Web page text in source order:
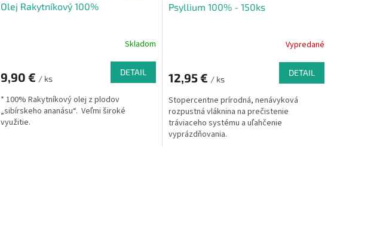
Olej Rakytníkový 100%
Skladom
9,90 € / ks
DETAIL
* 100% Rakytníkový olej z plodov
„sibírskeho ananásu“. Veľmi široké
využitie.
Psyllium 100% - 150ks
Vypredané
12,95 € / ks
DETAIL
Stopercentne prírodná, nenávyková
rozpustná vláknina na prečistenie
tráviaceho systému a uľahčenie
vyprázdňovania.